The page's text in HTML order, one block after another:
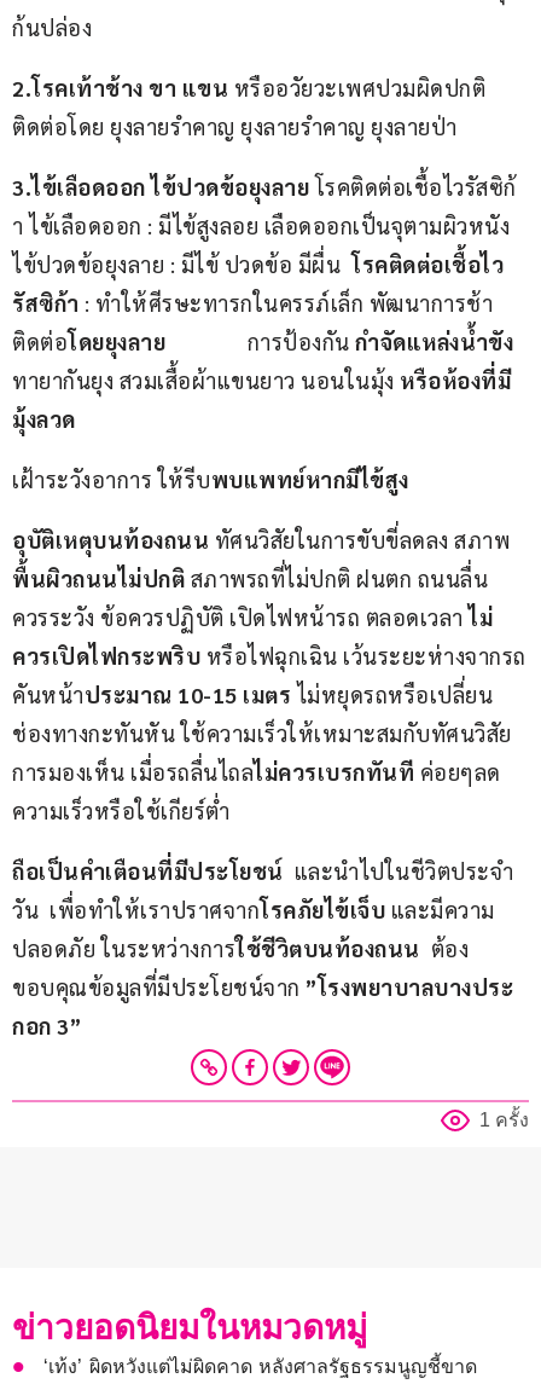
ก้นปล่อง
2.โรคเท้าช้าง ขา แขน หรืออวัยวะเพศปวมผิดปกติ
ติดต่อโดย ยุงลายรำคาญ ยุงลายรำคาญ ยุงลายป่า
3.ไข้เลือดออก ไข้ปวดข้อยุงลาย โรคติดต่อเชื้อไวรัสซิก้
า ไข้เลือดออก : มีไข้สูงลอย เลือดออกเป็นจุตามผิวหนัง
ไข้ปวดข้อยุงลาย : มีไข้ ปวดข้อ มีผื่น โรคติดต่อเชื้อไว
รัสซิก้า : ทำให้ศีรษะทารกในครรภ์เล็ก พัฒนาการช้า
ติดต่อโดยยุงลาย การป้องกัน กำจัดแหล่งน้ำขัง
ทายากันยุง สวมเสื้อผ้าแขนยาว นอนในมุ้ง หรือห้องที่มี
มุ้งลวด
เฝ้าระวังอาการ ให้รีบพบแพทย์หากมีไข้สูง
อุบัติเหตุบนท้องถนน ทัศนวิสัยในการขับขี่ลดลง สภาพ
พื้นผิวถนนไม่ปกติ สภาพรถที่ไม่ปกติ ฝนตก ถนนลื่น
ควรระวัง ข้อควรปฏิบัติ เปิดไฟหน้ารถ ตลอดเวลา ไม่
ควรเปิดไฟกระพริบ หรือไฟฉุกเฉิน เว้นระยะห่างจากรถ
คันหน้าประมาณ 10-15 เมตร ไม่หยุดรถหรือเปลี่ยน
ช่องทางกะทันหัน ใช้ความเร็วให้เหมาะสมกับทัศนวิสัย
การมองเห็น เมื่อรถลื่นไถลไม่ควรเบรกทันที ค่อยๆลด
ความเร็วหรือใช้เกียร์ต่ำ
ถือเป็นคำเตือนที่มีประโยชน์ และนำไปในชีวิตประจำ
วัน  เพื่อทำให้เราปราศจากโรคภัยไข้เจ็บ และมีความ
ปลอดภัย ในระหว่างการใช้ชีวิตบนท้องถนน ต้อง
ขอบคุณข้อมูลที่มีประโยชน์จาก ”โรงพยาบาลบางประ
กอก 3”
1 ครั้ง
ข่าวยอดนิยมในหมวดหมู่
‘เท้ง’ ผิดหวังแต่ไม่ผิดคาด หลังศาลรัฐธรรมนูญชี้ขาด